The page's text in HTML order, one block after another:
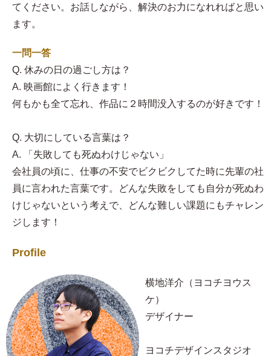
てください。お話しながら、解決のお力になれればと思い
ます。
一問一答
Q. 休みの日の過ごし方は？
A. 映画館によく行きます！
何もかも全て忘れ、作品に２時間没入するのが好きです！
Q. 大切にしている言葉は？
A. 「失敗しても死ぬわけじゃない」
会社員の頃に、仕事の不安でビクビクしてた時に先輩の社
員に言われた言葉です。どんな失敗をしても自分が死ぬわ
けじゃないという考えで、どんな難しい課題にもチャレン
ジします！
Profile
横地洋介（ヨコチヨウス
ケ）
デザイナー
ヨコチデザインスタジオ